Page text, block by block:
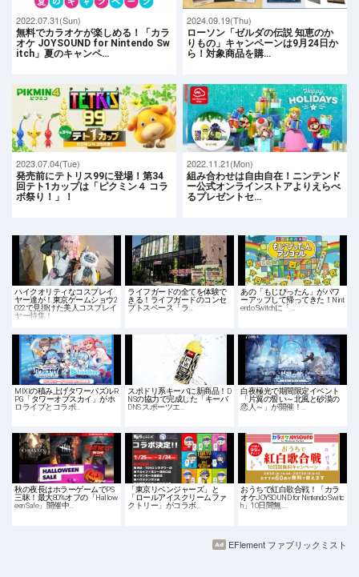
2022.07.31(Sun)
無料でカラオケが楽しめる！「カラ
オケ JOYSOUND for Nintendo Sw
itch」夏のキャンペ…
2024.09.19(Thu)
ローソン「ゼルダの伝説 知恵のか
りもの」キャンペーンは9月24日か
ら！対象商品を購…
2023.07.04(Tue)
発売前にテトリス99に登場！第34
回テト1カップは「ピクミン４ コラ
ボ祭り！」！
2022.11.21(Mon)
組み合わせは自由自在！ニンテンド
ー公式オンラインストアよりえらべ
るプレゼントセ…
ハイクオリティなコスプレイ
ヤー達が！東京ゲームショウ2
022で見掛けた美人コスプレイ
ヤー特集！
ライフガードの全てを体験で
きる！ライフガードのコンセ
プトスペース「ラ…
あの「もじぴったん」がパワ
ーアップして帰ってきた！Nint
endo Switchに「…
MIXIの積み上げタワーパズルR
PG「タワーオブスカイ」がホ
ロライブとコラボ…
スポドリ系キーバに新商品！D
NSの協力で完成した「キーバ
DNS スポーツエ…
白夜極光で期間限定イベント
「片翼の誓い～北風と砂漠の
恋人～」が開催！…
秋の夜長はホラーゲームでPS
三昧！最大80%オフの「Hallow
een Sale」開催中…
「東京リベンジャーズ」と
「ロールアイスクリームファ
クトリー」がコラボ…
おうちで紅白歌合戦！「カラ
オケJOYSOUND for Nintendo Switc
h」10日間無…
EFlement ファブリックミスト